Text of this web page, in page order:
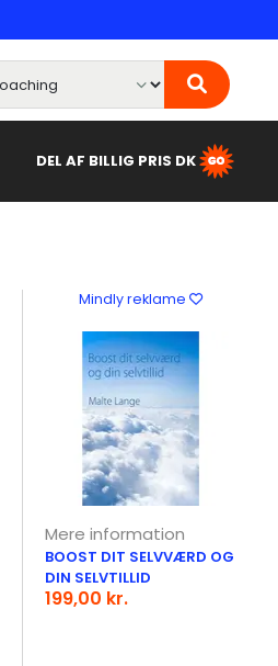
DEL AF BILLIG PRIS DK
Mindly reklame
Mere information
BOOST DIT SELVVÆRD OG
DIN SELVTILLID
199,00 kr.